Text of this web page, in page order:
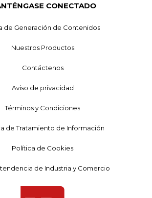
CONECTADO
de Generación de Contenidos
Nuestros Productos
Contáctenos
Aviso de privacidad
Términos y Condiciones
de Tratamiento de Información
Política de Cookies
de Industria y Comercio